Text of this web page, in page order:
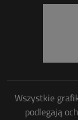
Wszystkie
podlegają